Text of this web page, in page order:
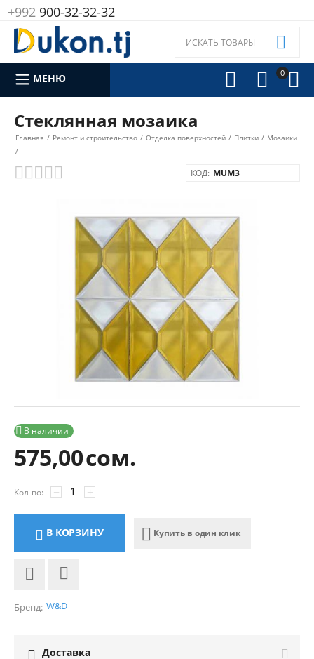
+992900-32-32-32
0 



МЕНЮ
Стеклянная мозаика
Главная / Ремонт и строительство / Отделка поверхностей / Плитки / Мозаики
/
КОД: MUM3
В наличии

575,00сом.
Кол-во: +
−
В КОРЗИНУ Купить в один клик
Бренд: W&D
 Доставка